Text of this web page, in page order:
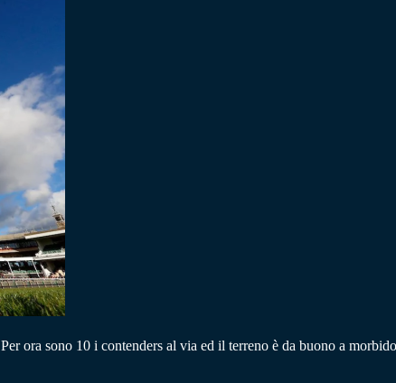
Per ora sono 10 i contenders al via ed il terreno è da buono a